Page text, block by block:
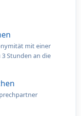
mit einer
Stunden an die